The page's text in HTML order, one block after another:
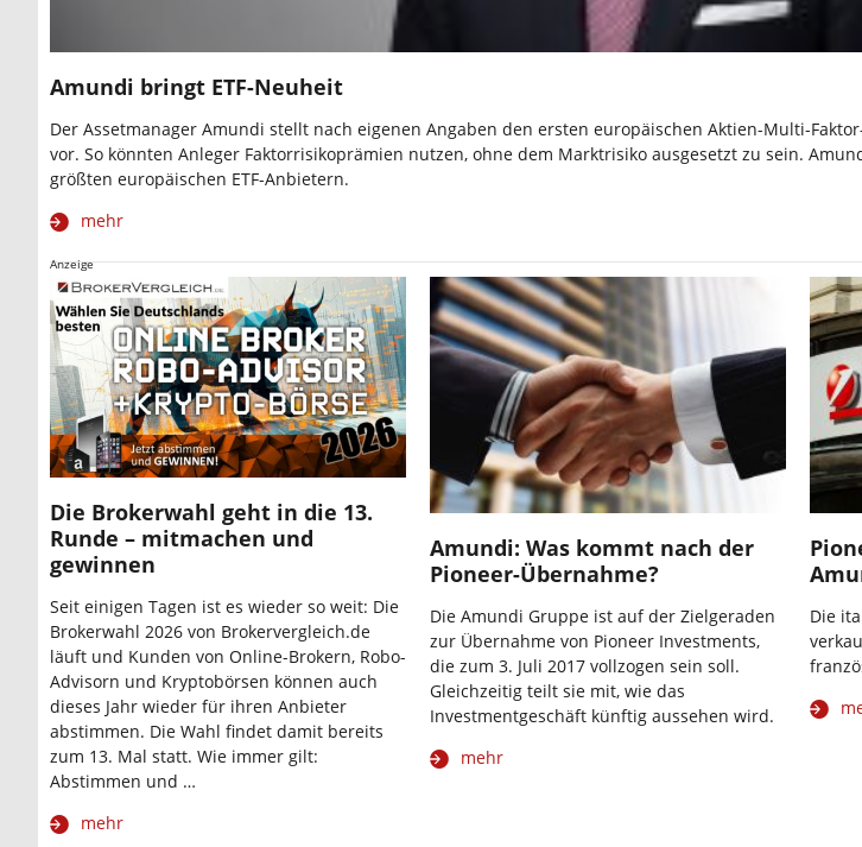
Amundi bringt ETF-Neuheit
Der Assetmanager Amundi stellt nach eigenen Angaben den ersten europäischen Aktien-Multi-
vor. So könnten Anleger Faktorrisikoprämien nutzen, ohne dem Marktrisiko ausgesetzt zu sein.
größten europäischen ETF-Anbietern.
mehr
Anzeige
Die Brokerwahl geht in die 13.
Runde – mitmachen und
gewinnen
Seit einigen Tagen ist es wieder so weit: Die
Brokerwahl 2026 von Brokervergleich.de
läuft und Kunden von Online-Brokern, Robo-
Advisorn und Kryptobörsen können auch
dieses Jahr wieder für ihren Anbieter
abstimmen. Die Wahl findet damit bereits
zum 13. Mal statt. Wie immer gilt:
Abstimmen und …
mehr
Amundi: Was kommt nach der
Pioneer-Übernahme?
Die Amundi Gruppe ist auf der Zielgeraden
zur Übernahme von Pioneer Investments,
die zum 3. Juli 2017 vollzogen sein soll.
Gleichzeitig teilt sie mit, wie das
Investmentgeschäft künftig aussehen wird.
mehr
Die